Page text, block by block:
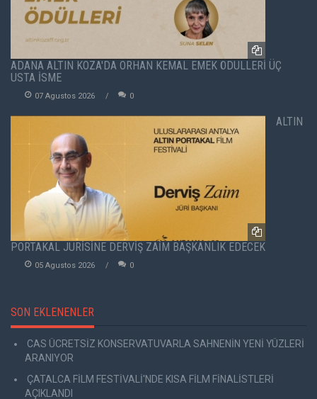
ADANA ALTIN KOZA'DA ORHAN KEMAL EMEK ÖDÜLLERİ ÜÇ
USTA İSME
07 Agustos 2026 0
ALTIN
PORTAKAL JÜRİSİNE DERVİŞ ZAİM BAŞKANLIK EDECEK
05 Agustos 2026 0
SON EKLENENLER
CAS ÜCRETSİZ KONSERVATUVARLA SAHNENİN YENİ YÜZLERİ
ARANIYOR
ÇATALCA FİLM FESTİVALİ'NDE KISA FİLM FİNALİSTLERİ
AÇIKLANDI